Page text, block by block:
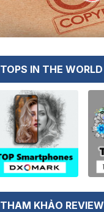
TOPS IN THE WORLD
THAM KHẢO REVIEW